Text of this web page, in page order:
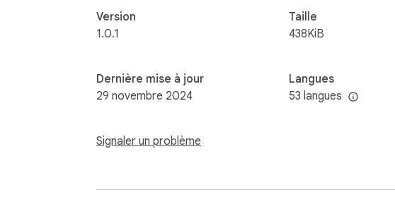
Version
1.0.1
Dernière mise à jour
29 novembre 2024
Signaler un problème
Taille
438KiB
Langues
53 langues